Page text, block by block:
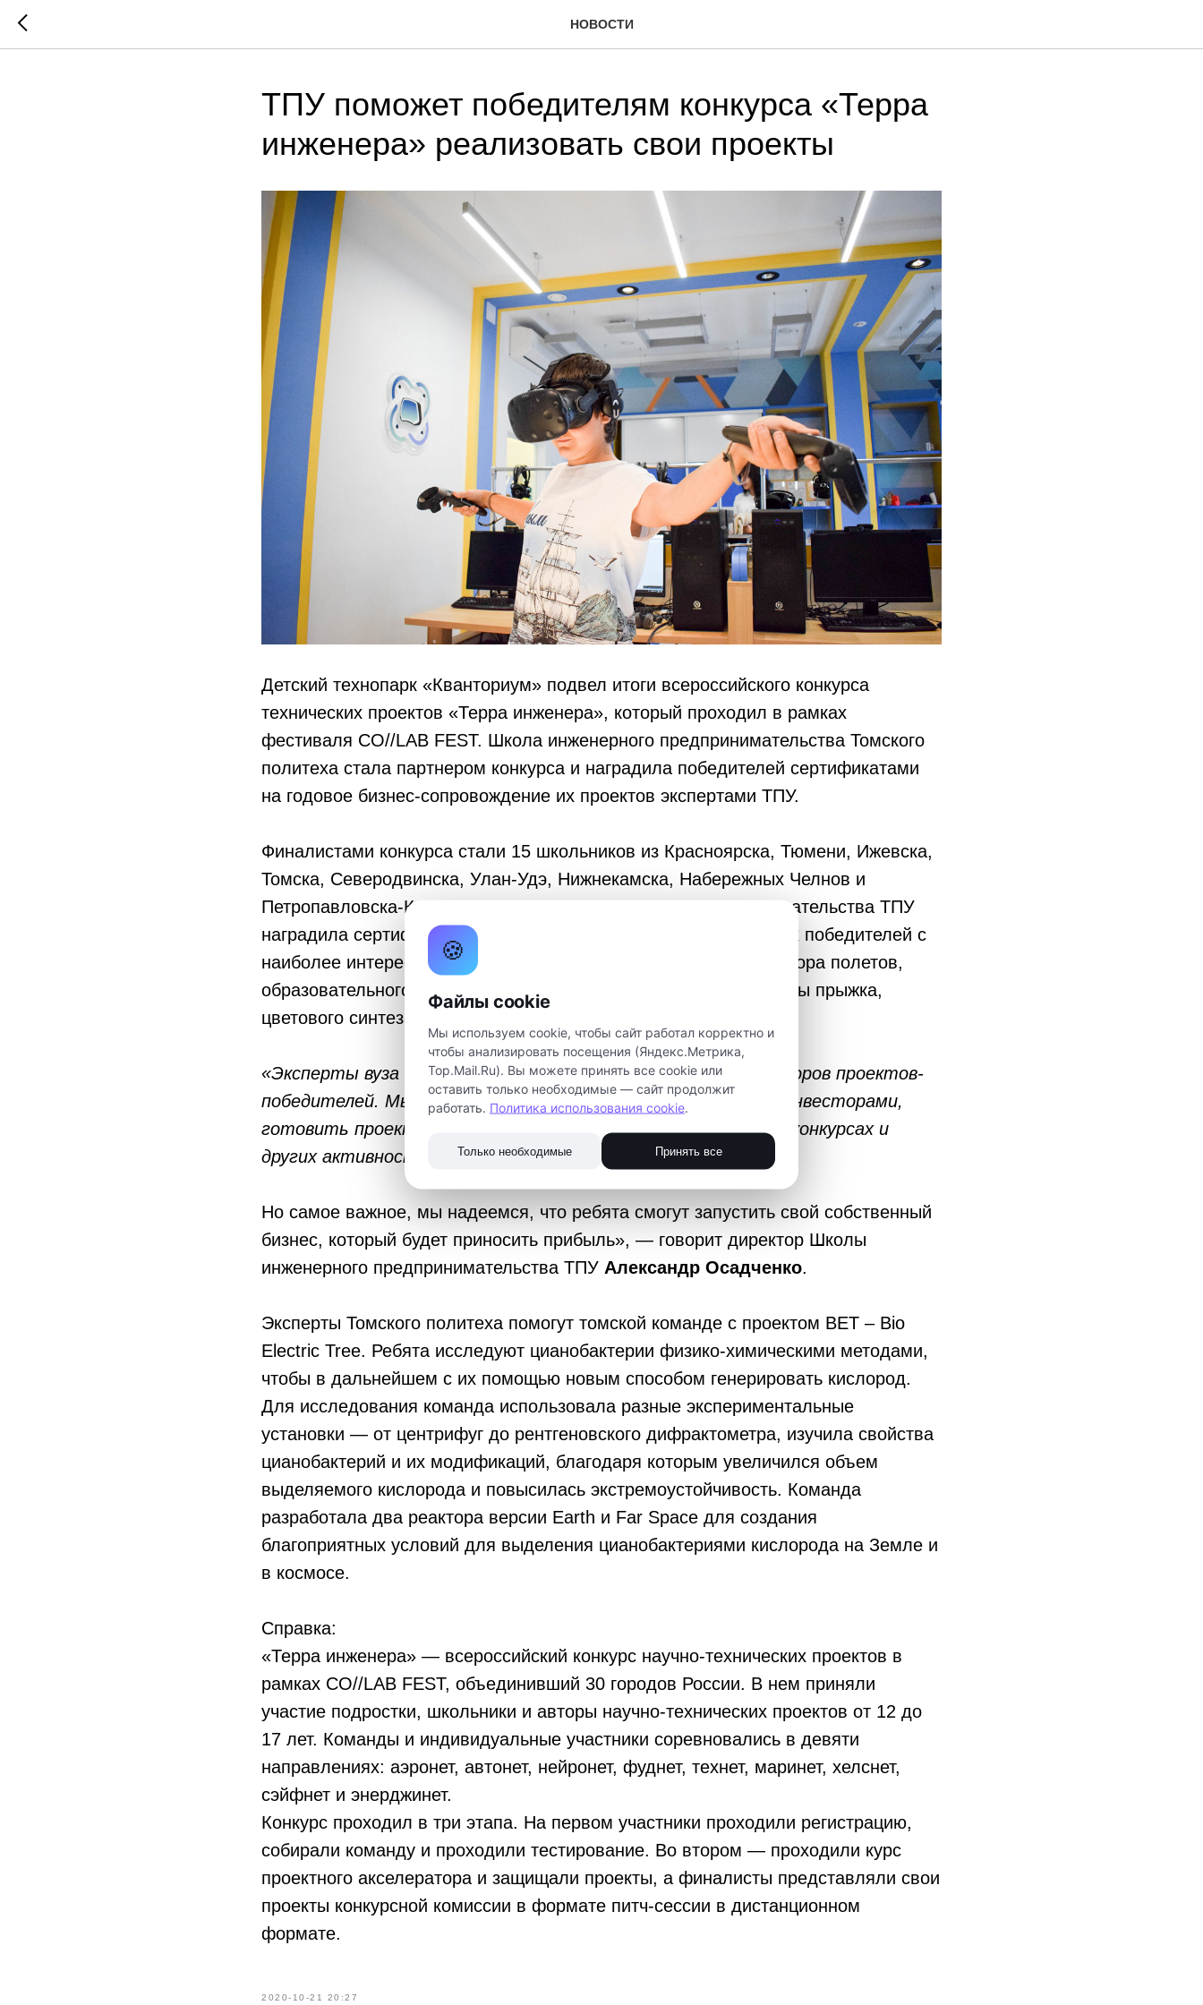
НОВОСТИ
ТПУ поможет победителям конкурса «Терра
инженера» реализовать свои проекты
Детский технопарк «Кванториум» подвел итоги всероссийского конкурса
технических проектов «Терра инженера», который проходил в рамках
фестиваля CO//LAB FEST. Школа инженерного предпринимательства Томского
политеха стала партнером конкурса и наградила победителей сертификатами
на годовое бизнес-сопровождение их проектов экспертами ТПУ.
Финалистами конкурса стали 15 школьников из Красноярска, Тюмени, Ижевска,
Томска, Северодвинска, Улан-Удэ, Нижнекамска, Набережных Челнов и
Петропавловска-Камчатского. Школа инженерного предпринимательства ТПУ
наградила сертификатами на бизнес-сопровождение десятерых победителей с
наиболее интересными проектами. Среди них проекты симулятора полетов,
образовательного 3D-сканера, бесконтактного измерителя длины прыжка,
цветового синтезатора и другие.
«Эксперты вуза в течение года будут консультировать авторов проектов-
победителей. Мы будем приглашать команды на встречи с инвесторами,
готовить проекты к участию в программах акселераторов, конкурсах и
других активностях.
Но самое важное, мы надеемся, что ребята смогут запустить свой собственный
бизнес, который будет приносить прибыль», — говорит директор Школы
инженерного предпринимательства ТПУ Александр Осадченко.
Эксперты Томского политеха помогут томской команде с проектом BET – Bio
Electric Tree. Ребята исследуют цианобактерии физико-химическими методами,
чтобы в дальнейшем с их помощью новым способом генерировать кислород.
Для исследования команда использовала разные экспериментальные
установки — от центрифуг до рентгеновского дифрактометра, изучила свойства
цианобактерий и их модификаций, благодаря которым увеличился объем
выделяемого кислорода и повысилась экстремоустойчивость. Команда
разработала два реактора версии Earth и Far Space для создания
благоприятных условий для выделения цианобактериями кислорода на Земле и
в космосе.
Справка:
«Терра инженера» — всероссийский конкурс научно-технических проектов в
рамках CO//LAB FEST, объединивший 30 городов России. В нем приняли
участие подростки, школьники и авторы научно-технических проектов от 12 до
17 лет. Команды и индивидуальные участники соревновались в девяти
направлениях: аэронет, автонет, нейронет, фуднет, технет, маринет, хелснет,
сэйфнет и энерджинет.
Конкурс проходил в три этапа. На первом участники проходили регистрацию,
собирали команду и проходили тестирование. Во втором — проходили курс
проектного акселератора и защищали проекты, а финалисты представляли свои
проекты конкурсной комиссии в формате питч-сессии в дистанционном
формате.
2020-10-21 20:27
🍪
Файлы cookie
Мы используем cookie, чтобы сайт работал корректно и
чтобы анализировать посещения (Яндекс.Метрика,
Top.Mail.Ru). Вы можете принять все cookie или
оставить только необходимые — сайт продолжит
работать. Политика использования cookie.
Только необходимые Принять все